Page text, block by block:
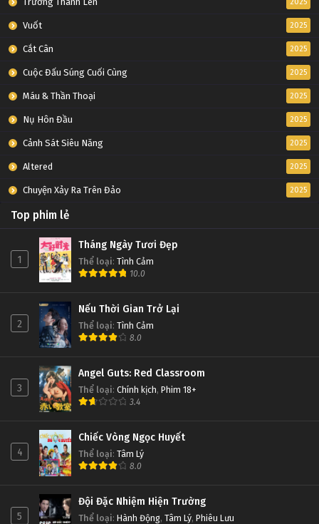
Vuốt 2025
Cắt Cân 2025
Cuộc Đấu Súng Cuối Cùng 2025
Máu & Thần Thoại 2025
Nụ Hôn Đầu 2025
Cảnh Sát Siêu Năng 2025
Altered 2025
Chuyện Xảy Ra Trên Đảo 2025
Top phim lẻ
1
Tháng Ngày Tươi Đẹp
Thể loại: Tình Cảm
10.0
2
Nếu Thời Gian Trở Lại
Thể loại: Tình Cảm
8.0
3
Angel Guts: Red Classroom
Thể loại: Chính kịch, Phim 18+
3.4
4
Chiếc Vòng Ngọc Huyết
Thể loại: Tâm Lý
8.0
5
Đội Đặc Nhiệm Hiện Trường
Thể loại: Hành Động, Tâm Lý, Phiêu Lưu